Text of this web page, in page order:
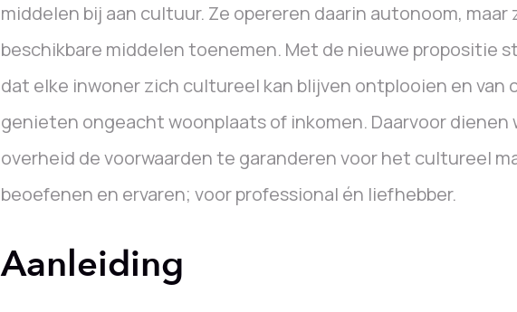
middelen bij aan cultuur. Ze opereren daarin autonoom, maar
beschikbare middelen toenemen. Met de nieuwe propositie
dat elke inwoner zich cultureel kan blijven ontplooien en van
genieten ongeacht woonplaats of inkomen. Daarvoor dienen
overheid de voorwaarden te garanderen voor het cultureel
beoefenen en ervaren; voor professional én liefhebber.
Aanleiding